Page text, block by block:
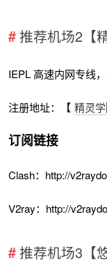
推荐机场2【
IEPL 高速内网专线
注册地址：【 精灵
订阅链接
Clash：http://
V2ray：http://
推荐机场3【